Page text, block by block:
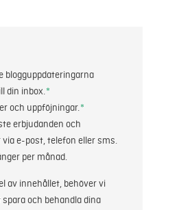
blogguppdateringarna
din inbox.*
och uppföjningar.*
erbjudanden och
via e-post, telefon eller sms.
per månad.
av innehållet, behöver vi
och behandla dina